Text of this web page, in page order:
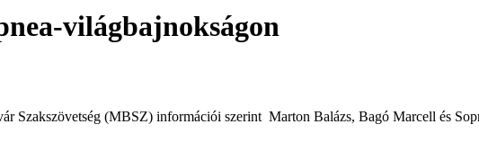
világbajnokságon
Szakszövetség (MBSZ) információi szerint Marton Balázs, Bagó Marcell és